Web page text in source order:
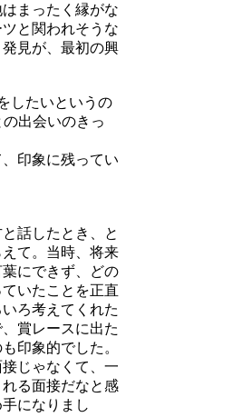
まったく縁がな
と関われそうな
見が、最初の興
したいというの
出会いのきっ
印象に残ってい
話したとき、と
て。当時、将来
にできず、どの
いたことを正直
ろ考えてくれた
賞レースに出た
印象的でした。
じゃなくて、一
る面接だなと感
になりまし